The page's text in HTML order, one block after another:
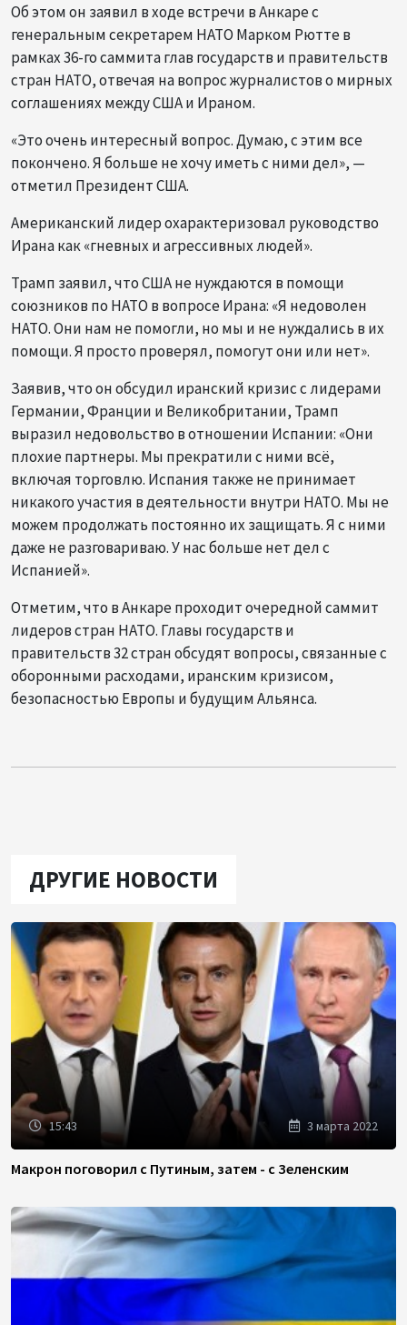
Об этом он заявил в ходе встречи в Анкаре с
генеральным секретарем НАТО Марком Рютте в
рамках 36-го саммита глав государств и правительств
стран НАТО, отвечая на вопрос журналистов о мирных
соглашениях между США и Ираном.
«Это очень интересный вопрос. Думаю, с этим все
покончено. Я больше не хочу иметь с ними дел», —
отметил Президент США.
Американский лидер охарактеризовал руководство
Ирана как «гневных и агрессивных людей».
Трамп заявил, что США не нуждаются в помощи
союзников по НАТО в вопросе Ирана: «Я недоволен
НАТО. Они нам не помогли, но мы и не нуждались в их
помощи. Я просто проверял, помогут они или нет».
Заявив, что он обсудил иранский кризис с лидерами
Германии, Франции и Великобритании, Трамп
выразил недовольство в отношении Испании: «Они
плохие партнеры. Мы прекратили с ними всё,
включая торговлю. Испания также не принимает
никакого участия в деятельности внутри НАТО. Мы не
можем продолжать постоянно их защищать. Я с ними
даже не разговариваю. У нас больше нет дел с
Испанией».
Отметим, что в Анкаре проходит очередной саммит
лидеров стран НАТО. Главы государств и
правительств 32 стран обсудят вопросы, связанные с
оборонными расходами, иранским кризисом,
безопасностью Европы и будущим Альянса.
ДРУГИЕ НОВОСТИ
15:43 3 марта 2022
Макрон поговорил с Путиным, затем - с Зеленским